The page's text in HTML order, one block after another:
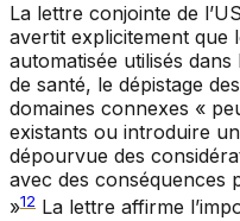
La lettre conjointe de
avertit explicitement que
automatisée utilisés dans
de santé, le dépistage
domaines connexes «
existants ou introduire
dépourvue des
avec des conséquences
»12 La lettre affirme